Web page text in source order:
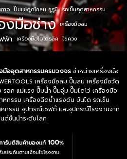
ปั๊มแช่ดูดโคลน ซูรูมิ รถเข็นอุตสาหกรรม
งมือช่าง เครื่องมือลม
ฟ้า เครื่องมือไฮโดรลิค ไขควง
มืออุตสาหกรรมครบวงจรจำหน่ายเครื่องมือ
เครื่องมือลม ปั๊มลม เครื่องมือวัด
อก แม่แรง ปั๊มน้ำ ปั๊มจุ่ม ปั๊มไดโว่ เครื่องมือ
กรรม เครื่องฉีดน้ำแรงดัน บันได รถเข็น
กรรม อุปกรณ์เซฟตี้ และอุปกรณ์โรงงานจาก
ด์ชั้นนำระดับโลก